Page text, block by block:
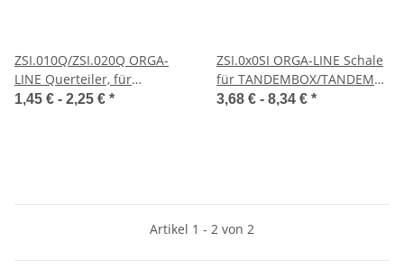
ZSI.010Q/ZSI.020Q ORGA-
LINE Querteiler, für
TANDEMBOX/TANDEM
1,45 € - 2,25 € *
ZSI.0x0SI ORGA-LINE Schale
für TANDEMBOX/TANDEM
Schubkasten, Länge=88-
3,68 € - 8,34 € *
Artikel 1 - 2 von 2